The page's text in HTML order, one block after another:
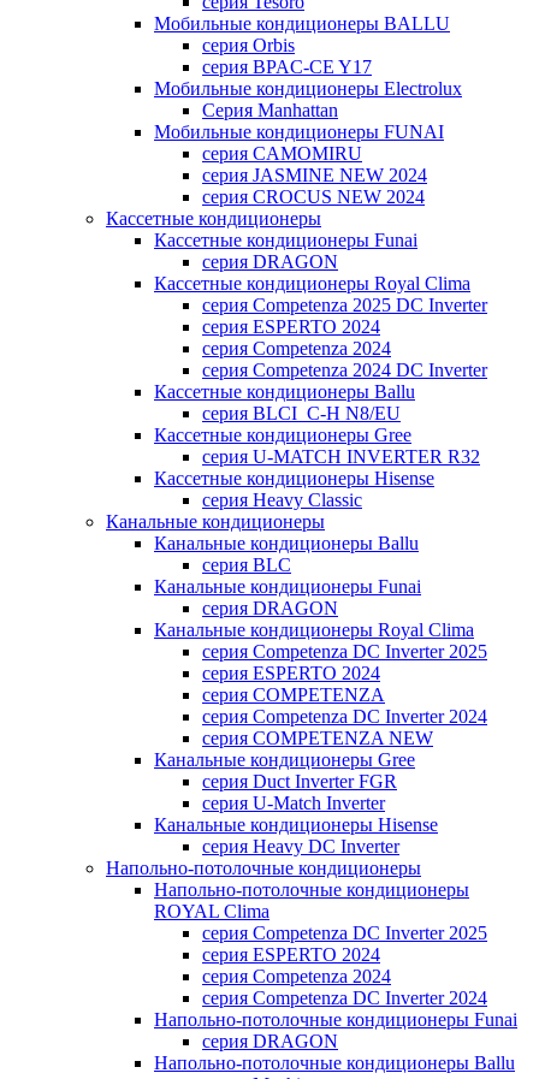
Мобильные кондиционеры BALLU
серия Orbis
серия BPAC-CE Y17
Мобильные кондиционеры Electrolux
Cерия Manhattan
Мобильные кондиционеры FUNAI
серия CAMOMIRU
серия JASMINE NEW 2024
серия CROCUS NEW 2024
Кассетные кондиционеры
Кассетные кондиционеры Funai
серия DRAGON
Кассетные кондиционеры Royal Clima
серия Competenza 2025 DC Inverter
серия ESPERTO 2024
серия Competenza 2024
серия Competenza 2024 DC Inverter
Кассетные кондиционеры Ballu
серия BLCI_C-H N8/EU
Кассетные кондиционеры Gree
серия U-MATCH INVERTER R32
Кассетные кондиционеры Hisense
серия Heavy Classic
Канальные кондиционеры
Канальные кондиционеры Ballu
серия BLC
Канальные кондиционеры Funai
серия DRAGON
Канальные кондиционеры Royal Clima
серия Competenza DC Inverter 2025
серия ESPERTO 2024
серия COMPETENZA
серия Competenza DC Inverter 2024
серия COMPETENZA NEW
Канальные кондиционеры Gree
серия Duct Inverter FGR
серия U-Match Inverter
Канальные кондиционеры Hisense
серия Heavy DC Inverter
Напольно-потолочные кондиционеры
Напольно-потолочные кондиционеры
ROYAL Clima
серия Competenza DC Inverter 2025
серия ESPERTO 2024
серия Competenza 2024
серия Competenza DC Inverter 2024
Напольно-потолочные кондиционеры Funai
серия DRAGON
Напольно-потолочные кондиционеры Ballu